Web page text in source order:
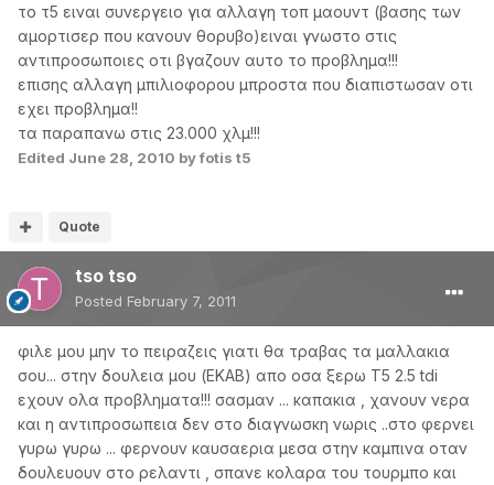
το τ5 ειναι συνεργειο για αλλαγη τοπ μαουντ (βασης των
αμορτισερ που κανουν θορυβο)ειναι γνωστο στις
αντιπροσωποιες οτι βγαζουν αυτο το προβλημα!!!
επισης αλλαγη μπιλιοφορου μπροστα που διαπιστωσαν οτι
εχει προβλημα!!
τα παραπανω στις 23.000 χλμ!!!
Edited June 28, 2010 by fotis t5
Quote
tso tso
Posted February 7, 2011
φιλε μου μην το πειραζεις γιατι θα τραβας τα μαλλακια
σου... στην δουλεια μου (ΕΚΑΒ) απο οσα ξερω T5 2.5 tdi
εχουν ολα προβληματα!!! σασμαν ... καπακια , χανουν νερα
και η αντιπροσωπεια δεν στο διαγνωσκη νωρις ..στο φερνει
γυρω γυρω ... φερνουν καυσαερια μεσα στην καμπινα οταν
δουλευουν στο ρελαντι , σπανε κολαρα του τουρμπο και